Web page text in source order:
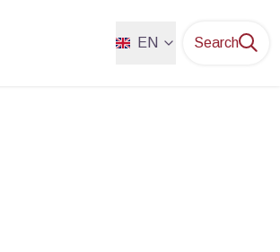
EN Search